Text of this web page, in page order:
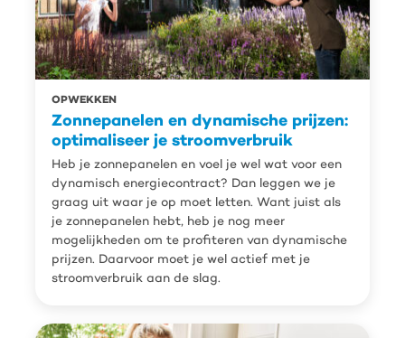
OPWEKKEN
Zonnepanelen en dynamische prijzen:
optimaliseer je stroomverbruik
Heb je zonnepanelen en voel je wel wat voor een
dynamisch energiecontract? Dan leggen we je
graag uit waar je op moet letten. Want juist als
je zonnepanelen hebt, heb je nog meer
mogelijkheden om te profiteren van dynamische
prijzen. Daarvoor moet je wel actief met je
stroomverbruik aan de slag.